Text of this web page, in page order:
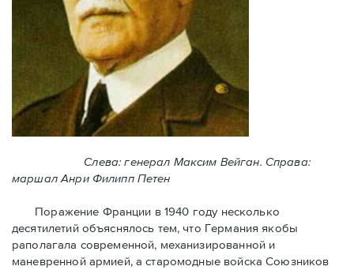
Слева: генерал Максим Вейган. Справа:
маршал Анри Филипп Петен
Поражение Франции в 1940 году несколько
десятилетий объяснялось тем, что Германия якобы
раполагала современной, механизированной и
маневренной армией, а старомодные войска Союзников